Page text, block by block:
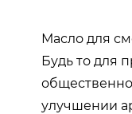
Масло для
Будь то для
улучшении